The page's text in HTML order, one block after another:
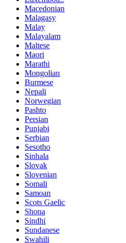
Macedonian
Malagasy
Malay
Malayalam
Maltese
Maori
Marathi
Mongolian
Burmese
Nepali
Norwegian
Pashto
Persian
Punjabi
Serbian
Sesotho
Sinhala
Slovak
Slovenian
Somali
Samoan
Scots Gaelic
Shona
Sindhi
Sundanese
Swahili